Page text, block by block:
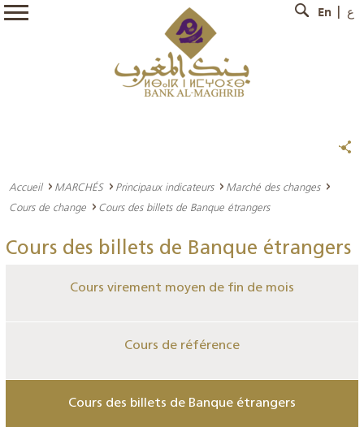
En ع
Accueil MARCHÉS Principaux indicateurs
Marché des changes
Cours de change
Cours des billets de Banque étrangers
Cours des billets de Banque étrangers
Cours virement moyen de fin de mois
Cours de référence
Cours des billets de Banque étrangers